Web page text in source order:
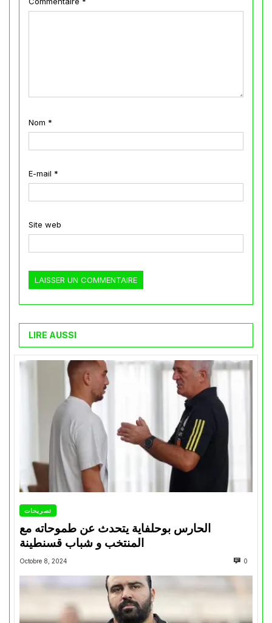
Nom *
E-mail *
Site web
LIRE AUSSI
تصريحات
الحارس بوحلفاية يتحدث عن طموحاته مع
المنتخب و شباب قسنطينة
Octobre 8, 2024 0